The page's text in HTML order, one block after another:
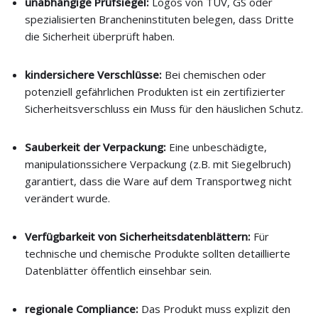
spezialisierten Brancheninstituten belegen, dass Dritte
die Sicherheit überprüft haben.
kindersichere Verschlüsse: Bei chemischen oder
potenziell gefährlichen Produkten ist ein zertifizierter
Sicherheitsverschluss ein Muss für den häuslichen Schutz.
Sauberkeit der Verpackung: Eine unbeschädigte,
manipulationssichere Verpackung (z.B. mit Siegelbruch)
garantiert, dass die Ware auf dem Transportweg nicht
verändert wurde.
Verfügbarkeit von Sicherheitsdatenblättern: Für
technische und chemische Produkte sollten detaillierte
Datenblätter öffentlich einsehbar sein.
regionale Compliance: Das Produkt muss explizit den